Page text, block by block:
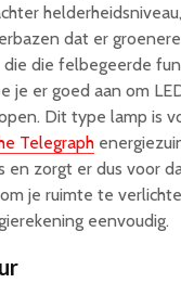
dat er groenere
die felbegeerde
je er goed aan om
Dit type lamp is
Telegraph
en zorgt er dus voor
je ruimte te
eenvoudig.